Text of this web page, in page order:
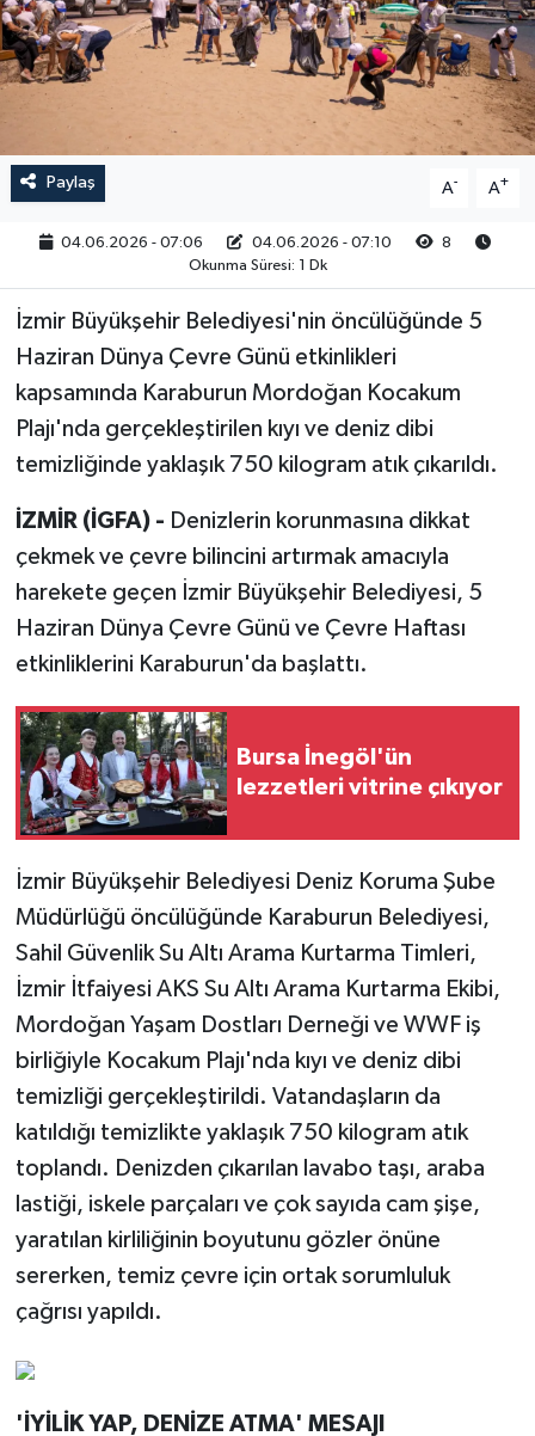
Paylaş A- A+
04.06.2026 - 07:06 04.06.2026 - 07:10
8
Okunma Süresi: 1 Dk
İzmir Büyükşehir Belediyesi'nin öncülüğünde 5
Haziran Dünya Çevre Günü etkinlikleri
kapsamında Karaburun Mordoğan Kocakum
Plajı'nda gerçekleştirilen kıyı ve deniz dibi
temizliğinde yaklaşık 750 kilogram atık çıkarıldı.
İZMİR (İGFA) - Denizlerin korunmasına dikkat
çekmek ve çevre bilincini artırmak amacıyla
harekete geçen İzmir Büyükşehir Belediyesi, 5
Haziran Dünya Çevre Günü ve Çevre Haftası
etkinliklerini Karaburun'da başlattı.
Bursa İnegöl'ün
lezzetleri vitrine çıkıyor
İzmir Büyükşehir Belediyesi Deniz Koruma Şube
Müdürlüğü öncülüğünde Karaburun Belediyesi,
Sahil Güvenlik Su Altı Arama Kurtarma Timleri,
İzmir İtfaiyesi AKS Su Altı Arama Kurtarma Ekibi,
Mordoğan Yaşam Dostları Derneği ve WWF iş
birliğiyle Kocakum Plajı'nda kıyı ve deniz dibi
temizliği gerçekleştirildi. Vatandaşların da
katıldığı temizlikte yaklaşık 750 kilogram atık
toplandı. Denizden çıkarılan lavabo taşı, araba
lastiği, iskele parçaları ve çok sayıda cam şişe,
yaratılan kirliliğinin boyutunu gözler önüne
sererken, temiz çevre için ortak sorumluluk
çağrısı yapıldı.
'İYİLİK YAP, DENİZE ATMA' MESAJI
RESMİ İLAN